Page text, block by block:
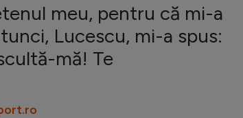
meu, pentru că mi-a
Lucescu, mi-a spus:
mă! Te